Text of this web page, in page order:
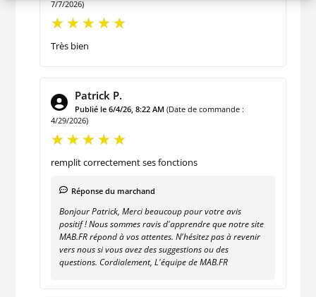
7/7/2026)
Très bien
Patrick P.
Publié le 6/4/26, 8:22 AM (Date de commande :
4/29/2026)
remplit correctement ses fonctions
Réponse du marchand
Bonjour Patrick, Merci beaucoup pour votre avis
positif ! Nous sommes ravis d'apprendre que notre site
MAB.FR répond à vos attentes. N'hésitez pas à revenir
vers nous si vous avez des suggestions ou des
questions. Cordialement, L'équipe de MAB.FR